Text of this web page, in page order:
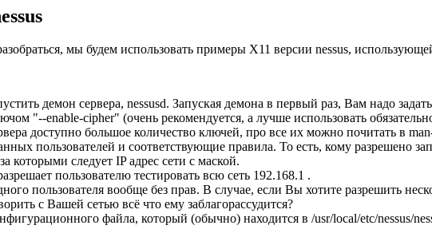
мы будем использовать примеры X11 версии nessus,
демон сервера, nessusd. Запуская демона в первый раз, Вам надо
"--enable-cipher" (очень рекомендуется, а лучше использовать
доступно большое количество ключей, про все их можно почитать в
пользователей и соответствующие правила. То есть, кому разрешено
следует IP адрес сети с маской.
пользователю тестировать всю сеть 192.168.1 .
пользователя вообще без прав. В случае, если Вы хотите разрешить
с Вашей сетью всё что ему заблагорассудится?
файла, который (обычно) находится в /usr/local/etc/nessus/